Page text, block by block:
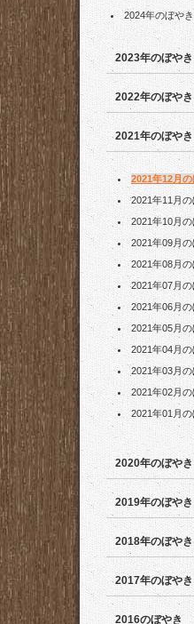
2024年のぼやき
2023年のぼやき
2022年のぼやき
2021年のぼやき
2021年12月の
2021年11月の
2021年10月の
2021年09月の
2021年08月の
2021年07月の
2021年06月の
2021年05月の
2021年04月の
2021年03月の
2021年02月
2021年01月
2020年のぼやき
2019年のぼやき
2018年のぼやき
2017年のぼやき
2016のぼやき